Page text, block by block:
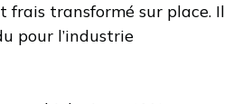
frais transformé sur place. Il
pour l’industrie